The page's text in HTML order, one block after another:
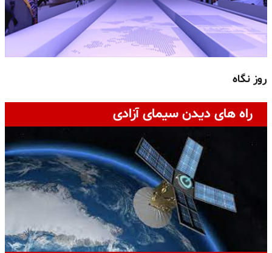
روز نگاه
راه های دیدن سیمای آزادی